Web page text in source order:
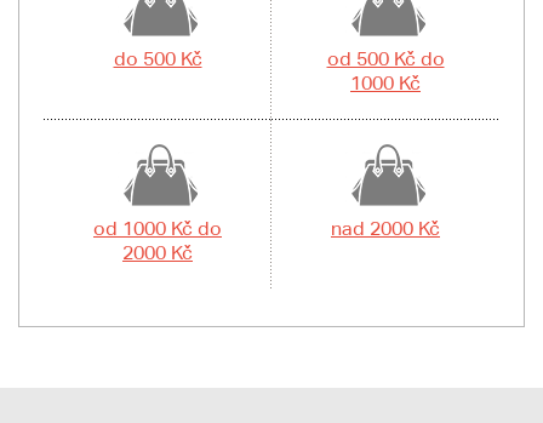
do 500 Kč
od 500 Kč do
1000 Kč
od 1000 Kč do
2000 Kč
nad 2000 Kč